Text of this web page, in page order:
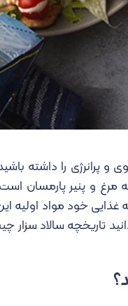
پرانرژی را داشته
و پنیر پارمسان
خود مواد اولیه این
تاریخچه سالاد